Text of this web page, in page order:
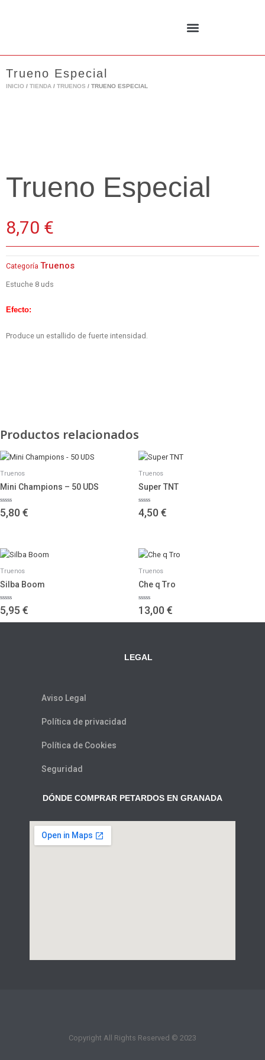
Trueno Especial
INICIO / TIENDA / TRUENOS / TRUENO ESPECIAL
Trueno Especial
8,70 €
Categoría Truenos
Estuche 8 uds
Efecto:
Produce un estallido de fuerte intensidad.
Productos relacionados
Truenos
Mini Champions – 50 UDS
Valorado
con
5,80 €
Truenos
Super TNT
Valorado
con
4,50 €
Truenos
Silba Boom
Valorado
con
de
5,95 €
Truenos
Che q Tro
Valorado
con
de
13,00 €
LEGAL
Aviso Legal
Política de privacidad
Política de Cookies
Seguridad
DÓNDE COMPRAR PETARDOS EN GRANADA
Copyright All Rights Reserved © 2023